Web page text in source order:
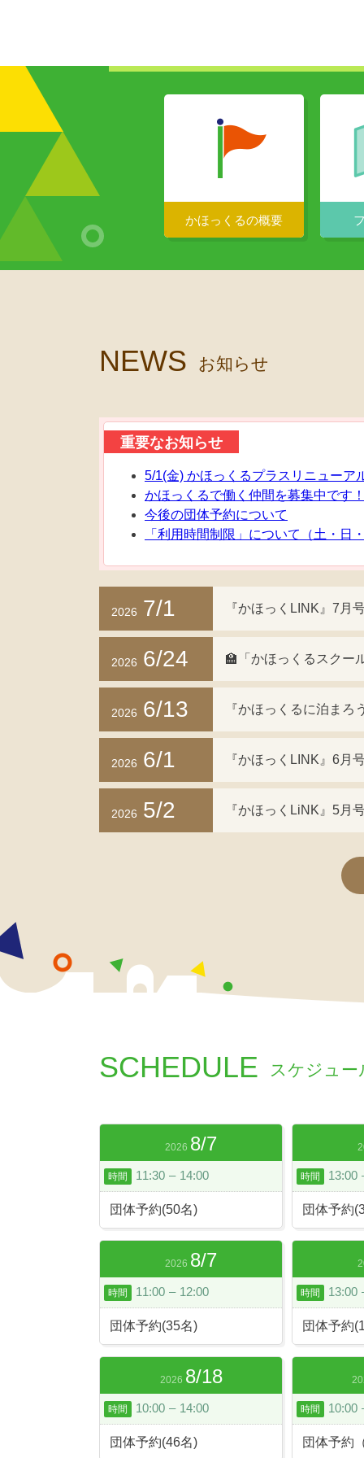
かほっくるの概要
NEWS お知らせ
重要なお知らせ
5/1(金) かほっくるプラスリニューア
かほっくるで働く仲間を募集中です
今後の団体予約について
「利用時間制限」について（土・日
2026 7/1 『かほっくLINK』7月
2026 6/24 🏫「かほっくるスクー
2026 6/13 『かほっくるに泊まろ
2026 6/1 『かほっくLINK』6月
2026 5/2 『かほっくLiNK』5月
SCHEDULE スケジュー
2026 8/7
時間 11:30 – 14:00
団体予約(50名)
時間 13:00
団体予約
2026 8/7
時間 11:00 – 12:00
団体予約(35名)
時間 13:00
団体予約
2026 8/18
時間 10:00 – 14:00
団体予約(46名)
時間 10:00
団体予約